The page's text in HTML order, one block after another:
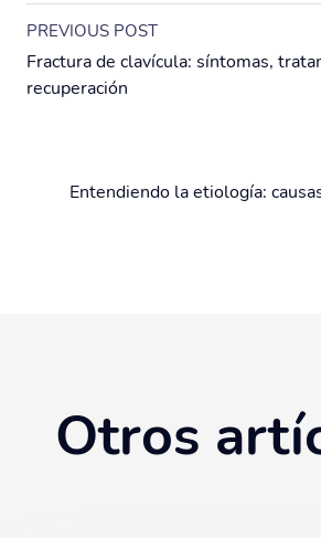
PREVIOUS POST
Fractura de clavícula: síntomas,
recuperación
Entendiendo la etiología:
Otros